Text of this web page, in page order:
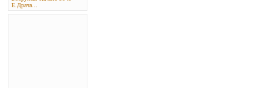
Е.Драча...